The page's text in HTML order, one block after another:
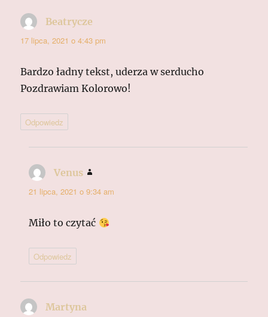
Beatrycze
17 lipca, 2021 o 4:43 pm
Bardzo ładny tekst, uderza w serducho
Pozdrawiam Kolorowo!
Odpowiedz
Venus
21 lipca, 2021 o 9:34 am
Miło to czytać
Odpowiedz
Martyna